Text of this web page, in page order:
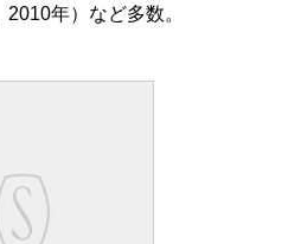
年）など多数。